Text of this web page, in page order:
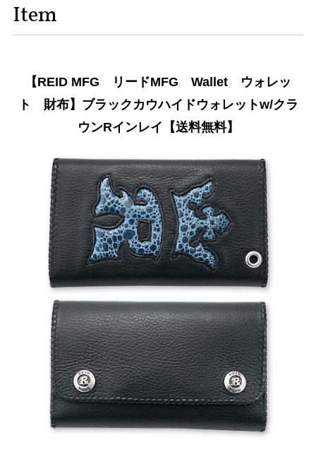
Item
【REID MFG リードMFG Wallet ウォレッ
ト 財布】ブラックカウハイドウォレットw/クラ
ウンRインレイ【送料無料】